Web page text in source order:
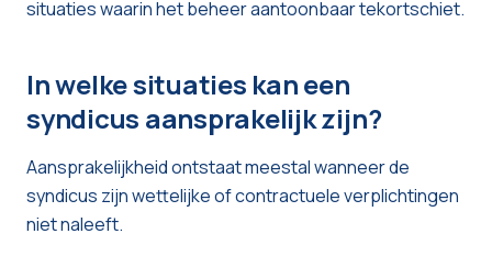
situaties waarin het beheer aantoonbaar tekortschiet.
In welke situaties kan een
syndicus aansprakelijk zijn?
Aansprakelijkheid ontstaat meestal wanneer de
syndicus zijn wettelijke of contractuele verplichtingen
niet naleeft.